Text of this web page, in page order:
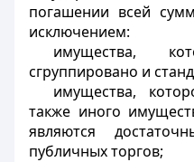
погашении всей
исключением:
имущества,
сгруппировано и
имущества,
также иного
являются
публичных торгов;